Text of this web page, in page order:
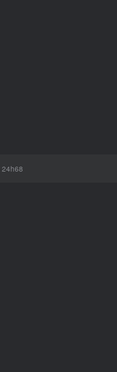
24h68